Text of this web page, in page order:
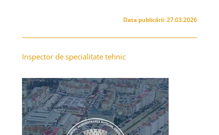
Data publicării: 27.03.2026
Inspector de specialitate tehnic